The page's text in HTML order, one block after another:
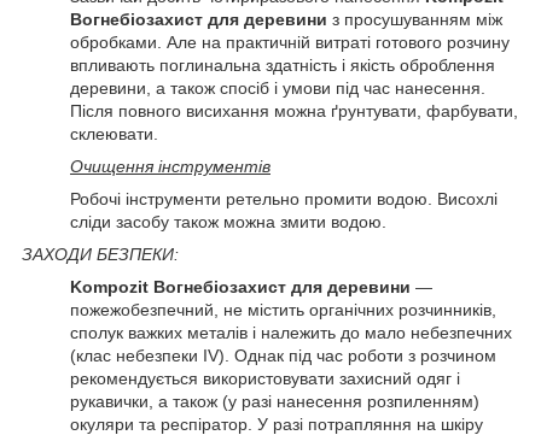
Вогнебіозахист для деревини з просушуванням між
обробками. Але на практичній витраті готового розчину
впливають поглинальна здатність і якість оброблення
деревини, а також спосіб і умови під час нанесення.
Після повного висихання можна ґрунтувати, фарбувати,
склеювати.
Очищення інструментів
Робочі інструменти ретельно промити водою. Висохлі
сліди засобу також можна змити водою.
ЗАХОДИ БЕЗПЕКИ:
Kompozit Вогнебіозахист для деревини —
пожежобезпечний, не містить органічних розчинників,
сполук важких металів і належить до мало небезпечних
(клас небезпеки IV). Однак під час роботи з розчином
рекомендується використовувати захисний одяг і
рукавички, а також (у разі нанесення розпиленням)
окуляри та респіратор. У разі потрапляння на шкіру